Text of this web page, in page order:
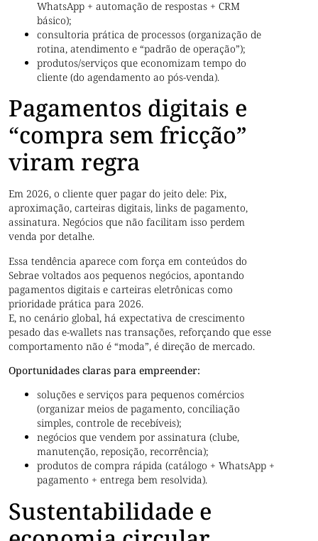
WhatsApp + automação de respostas + CRM
básico);
consultoria prática de processos (organização de
rotina, atendimento e “padrão de operação”);
produtos/serviços que economizam tempo do
cliente (do agendamento ao pós-venda).
Pagamentos digitais e
“compra sem fricção”
viram regra
Em 2026, o cliente quer pagar do jeito dele: Pix,
aproximação, carteiras digitais, links de pagamento,
assinatura. Negócios que não facilitam isso perdem
venda por detalhe.
Essa tendência aparece com força em conteúdos do
Sebrae voltados aos pequenos negócios, apontando
pagamentos digitais e carteiras eletrônicas como
prioridade prática para 2026.
E, no cenário global, há expectativa de crescimento
pesado das e-wallets nas transações, reforçando que esse
comportamento não é “moda”, é direção de mercado.
Oportunidades claras para empreender:
soluções e serviços para pequenos comércios
(organizar meios de pagamento, conciliação
simples, controle de recebíveis);
negócios que vendem por assinatura (clube,
manutenção, reposição, recorrência);
produtos de compra rápida (catálogo + WhatsApp +
pagamento + entrega bem resolvida).
Sustentabilidade e